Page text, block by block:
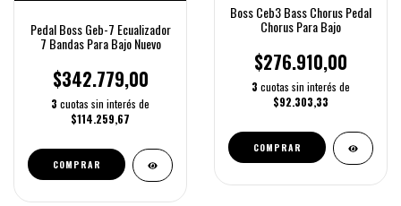
Pedal Boss Geb-7 Ecualizador
7 Bandas Para Bajo Nuevo
$342.779,00
3 cuotas sin interés de
$114.259,67
COMPRAR
Boss Ceb3 Bass Chorus Pedal
Chorus Para Bajo
$276.910,00
3 cuotas sin interés de
$92.303,33
COMPRAR